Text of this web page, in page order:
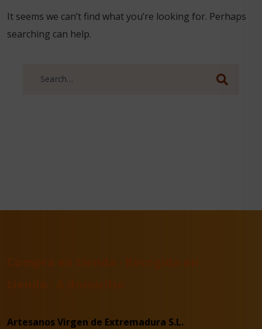
It seems we can’t find what you’re looking for. Perhaps
searching can help.
Artesanos Virgen de Extremadura S.L.